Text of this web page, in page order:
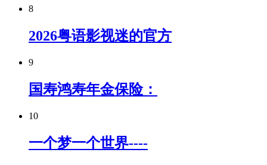
8
2026粤语影视迷的官方
9
国寿鸿寿年金保险：
10
一个梦一个世界----